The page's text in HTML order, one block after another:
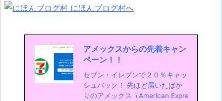
アメックスからの先着キャン
ペーン！！
セブン・イレブンで２０％キャッ
シュバック！ 先ほど届いたばか
りのアメックス（American Expre